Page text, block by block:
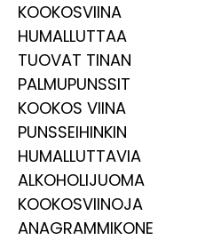
KOOKOSVIINA
HUMALLUTTAA
TUOVAT TINAN
PALMUPUNSSIT
KOOKOS VIINA
PUNSSEIHINKIN
HUMALLUTTAVIA
ALKOHOLIJUOMA
KOOKOSVIINOJA
ANAGRAMMIKONE